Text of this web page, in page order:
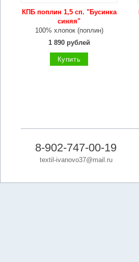
КПБ поплин 1,5 сп. "Бусинка
синяя"
100% хлопок (поплин)
1 890 рублей
Купить
8-902-747-00-19
textil-ivanovo37@mail.ru